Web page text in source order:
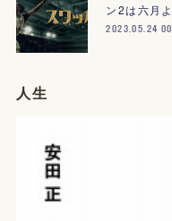
ン2は六月
2023.05.24
人生